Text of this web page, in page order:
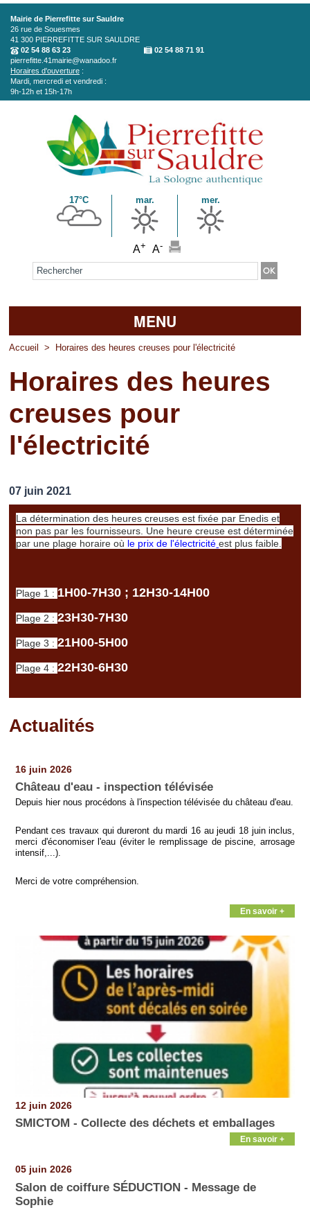
Aller au contenu principal
Mairie de Pierrefitte sur Sauldre
26 rue de Souesmes
41 300 PIERREFITTE SUR SAULDRE
02 54 88 63 23
02 54 88 71 91
pierrefitte.41mairie@wanadoo.fr
Horaires d'ouverture :
Mardi, mercredi et vendredi :
9h-12h et 15h-17h
17°C mar. mer.
A+ A-
Formulaire de recherche
MENU
Accueil
La mairie
Découvrir Pierrefitte
Vie pratique
Loisirs
Accueil > Horaires des heures creuses pour l'électricité
Horaires des heures
creuses pour
l'électricité
07 juin 2021
La détermination des heures creuses est fixée par Enedis et
non pas par les fournisseurs. Une heure creuse est déterminée
par une plage horaire où le prix de l'électricité est plus faible.
Plage 1 : 1H00-7H30 ; 12H30-14H00
Plage 2 :23H30-7H30
Plage 3 :21H00-5H00
Plage 4 :22H30-6H30
Actualités
16 juin 2026
Château d'eau - inspection télévisée
Depuis hier nous procédons à l'inspection télévisée du château d'eau.
Pendant ces travaux qui dureront du mardi 16 au jeudi 18 juin inclus,
merci d'économiser l'eau (éviter le remplissage de piscine, arrosage
intensif,...).
Merci de votre compréhension.
En savoir +
12 juin 2026
SMICTOM - Collecte des déchets et emballages
En savoir +
05 juin 2026
Salon de coiffure SÉDUCTION - Message de
Sophie
Pages